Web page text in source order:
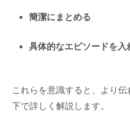
簡潔にまとめる
具体的なエピソードを入
これらを意識すると、より
下で詳しく解説します。